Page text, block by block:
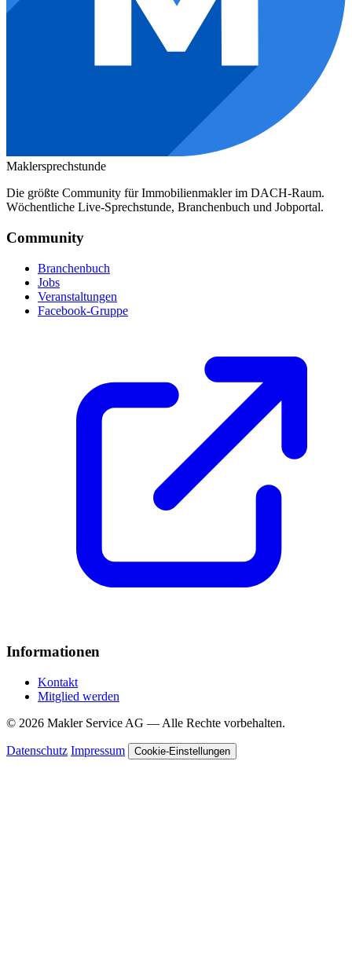
Maklersprechstunde
Die größte Community für Immobilienmakler im DACH-Raum.
Wöchentliche Live-Sprechstunde, Branchenbuch und Jobportal.
Community
Branchenbuch
Jobs
Veranstaltungen
Facebook-Gruppe
Informationen
Kontakt
Mitglied werden
© 2026 Makler Service AG — Alle Rechte vorbehalten.
Datenschutz Impressum Cookie-Einstellungen